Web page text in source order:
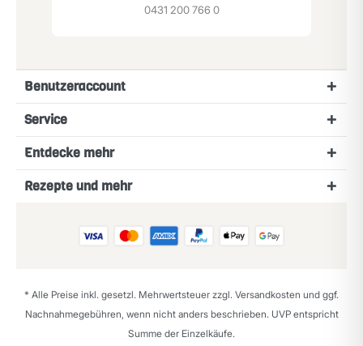
0431 200 766 0
Benutzeraccount
Service
Entdecke mehr
Rezepte und mehr
* Alle Preise inkl. gesetzl. Mehrwertsteuer zzgl. Versandkosten und ggf.
Nachnahmegebühren, wenn nicht anders beschrieben. UVP entspricht
Summe der Einzelkäufe.